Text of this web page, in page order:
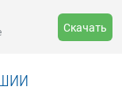
Скачать